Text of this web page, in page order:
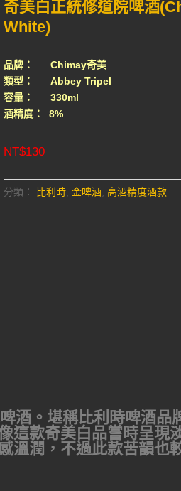
奇美白正統修道院啤酒
White)
品牌： Chimay奇美
類型： Abbey Tripel
容量： 330ml
酒精度： 8%
NT$130
分類： 比利時, 金啤酒, 高酒精度酒款
酒。堪稱比利時啤酒品
這款奇美白品嘗時呈現
溫潤，不過此款苦韻也